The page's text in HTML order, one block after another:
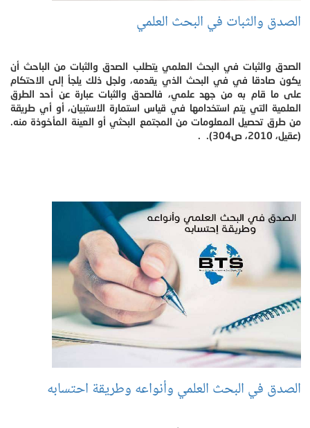
الصدق والثبات في البحث العلمي
الصدق والثبات في البحث العلمي يتطلب الصدق والثبات من الباحث أن
يكون صادقا في في البحث الذي يقدمه، ولجل ذلك يلجأ إلى الاحتكام
على ما قام به من جهد علمي، فالصدق والثبات عبارة عن أحد الطرق
العلمية التي يتم استخدامها في قياس استمارة الاستبيان، أو أي طريقة
من طرق تحصيل المعلومات من المجتمع البحثي أو العينة المأخوذة منه.
(عقيل، 2010، ص304). .
الصدق في البحث العلمي وأنواعه وطريقة احتسابه